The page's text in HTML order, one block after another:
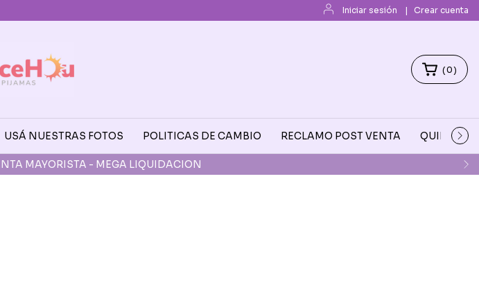
Iniciar sesión | Crear cuenta
MAYORISTA - MEGA LIQUIDACION
(0)
USÁ NUESTRAS FOTOS POLITICAS DE CAMBIO RECLAMO POST VENTA QUIENES